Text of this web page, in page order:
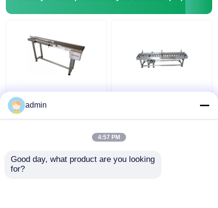
transportador de
codificação para
impressora a jato de
transportador de
admin
4:57 PM
Good day, what product are you looking
for?